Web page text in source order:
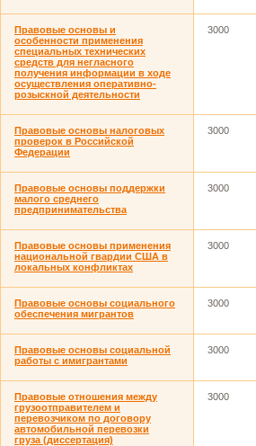
Правовые основы и
особенности применения
специальных технических
средств для негласного
получения информации в ходе
осуществления оперативно-
розыскной деятельности
3000
Правовые основы налоговых
проверок в Российской
Федерации
3000
Правовые основы поддержки
малого среднего
предпринимательства
3000
Правовые основы применения
национальной гвардии США в
локальных конфликтах
3000
Правовые основы социального
обеспечения мигрантов
3000
Правовые основы социальной
работы с имигрантами
3000
Правовые отношения между
грузоотправителем и
перевозчиком по договору
автомобильной перевозки
груза (диссертация)
3000